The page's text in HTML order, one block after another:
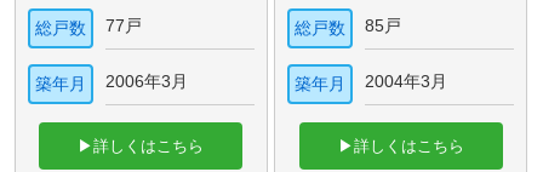
総戸数 77戸
築年月 2006年3月
▶詳しくはこちら
総戸数 85戸
築年月 2004年3月
▶詳しくはこちら